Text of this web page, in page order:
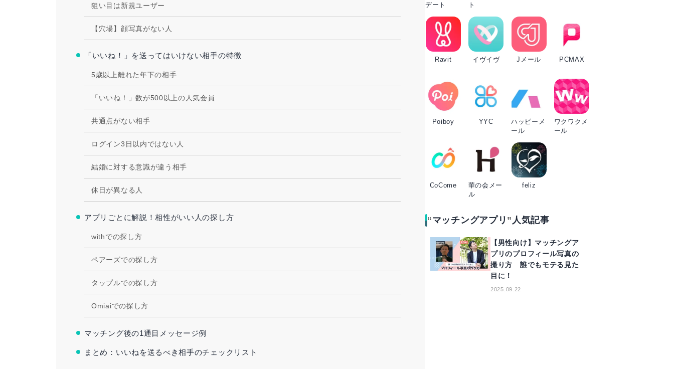
狙い目は新規ユーザー
【穴場】顔写真がない人
「いいね！」を送ってはいけない相手の特徴
5歳以上離れた年下の相手
「いいね！」数が500以上の人気会員
共通点がない相手
ログイン3日以内ではない人
結婚に対する意識が違う相手
休日が異なる人
アプリごとに解説！相性がいい人の探し方
withでの探し方
ペアーズでの探し方
タップルでの探し方
Omiaiでの探し方
マッチング後の1通目メッセージ例
まとめ：いいねを送るべき相手のチェックリスト
デート
ト
Ravit イヴイヴ Jメール PCMAX
Poiboy YYC
ハッピーメ
ール
ワクワクメ
ール
CoCome
華の会メー
ル
feliz
マッチングアプリ 人気記事
【男性向け】マッチングア
プリのプロフィール写真の
撮り方 誰でもモテる見た
目に！
2025.09.22